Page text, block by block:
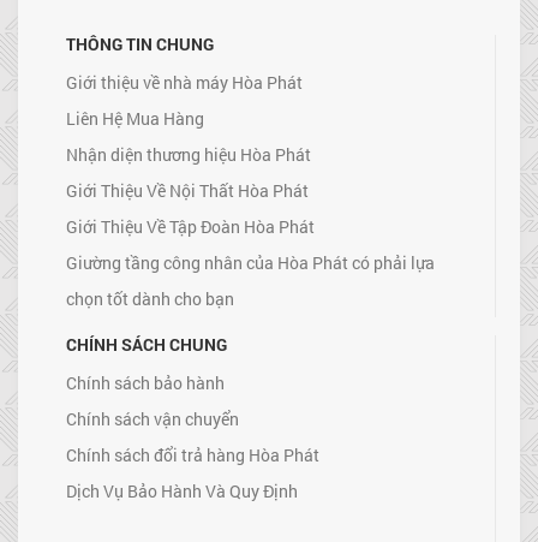
THÔNG TIN CHUNG
Giới thiệu về nhà máy Hòa Phát
Liên Hệ Mua Hàng
Nhận diện thương hiệu Hòa Phát
Giới Thiệu Về Nội Thất Hòa Phát
Giới Thiệu Về Tập Đoàn Hòa Phát
Giường tầng công nhân của Hòa Phát có phải lựa
chọn tốt dành cho bạn
CHÍNH SÁCH CHUNG
Chính sách bảo hành
Chính sách vận chuyển
Chính sách đổi trả hàng Hòa Phát
Dịch Vụ Bảo Hành Và Quy Định